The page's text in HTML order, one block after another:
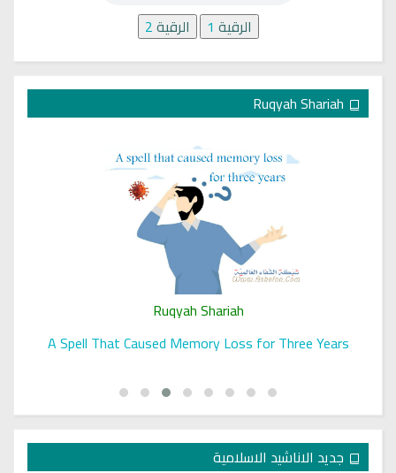
الرقية 1 الرقية2
Ruqyah Shariah
A Spell That Caused Memory Loss for Three Years
جديد الاناشيد الاسلامية